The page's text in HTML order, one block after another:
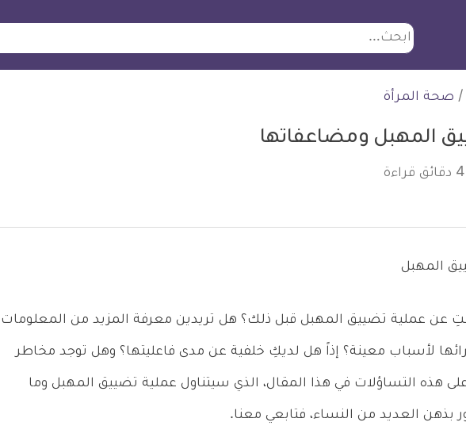
ابحث
/ صحة المرأة
المهبل ومضاعفاتها
4 دقائق قراءة
عن عملية تضييق المهبل قبل ذلك؟ هل تريدين معرفة المزيد من المعلومات
لأسباب معينة؟ إذاً هل لديكِ خلفية عن مدى فاعليتها؟ وهل توجد مخاطر
هذه التساؤلات في هذا المقال، الذي سيتناول عملية تضييق المهبل وما
بذهن العديد من النساء، فتابعي معنا.